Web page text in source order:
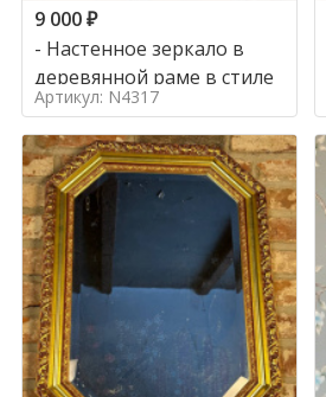
9 000₽
- Настенное зеркало в
деревянной раме в стиле
Артикул: N4317